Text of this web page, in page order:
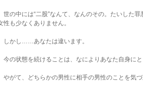
世の中には“二股”なんて、なんのその。たいした
性も少なくありません。
しかし……あなたは違います。
今の状態を続けることは、なによりあなた自身に
やがて、どちらかの男性に相手の男性のことを気